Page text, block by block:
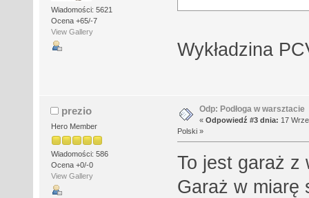
Wiadomości: 5621
Ocena +65/-7
View Gallery
Wykładzina
prezio
Hero Member
Wiadomości: 586
Ocena +0/-0
View Gallery
Odp: Podłoga w warsztacie
« Odpowiedź #3 dnia: 17
Polski »
To jest garaż z
Garaż w miarę